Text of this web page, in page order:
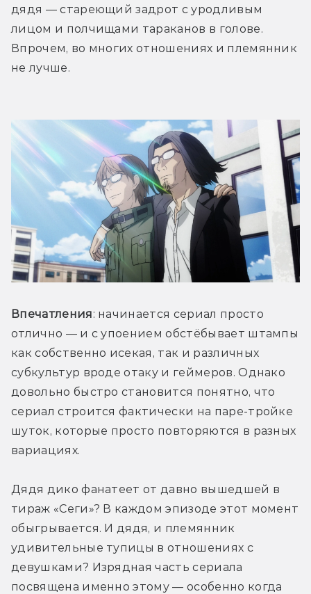
дядя — стареющий задрот с уродливым
лицом и полчищами тараканов в голове.
Впрочем, во многих отношениях и племянник
не лучше.
Впечатления: начинается сериал просто
отлично — и с упоением обстёбывает штампы
как собственно исекая, так и различных
субкультур вроде отаку и геймеров. Однако
довольно быстро становится понятно, что
сериал строится фактически на паре-тройке
шуток, которые просто повторяются в разных
вариациях.
Дядя дико фанатеет от давно вышедшей в
тираж «Сеги»? В каждом эпизоде этот момент
обыгрывается. И дядя, и племянник
удивительные тупицы в отношениях с
девушками? Изрядная часть сериала
посвящена именно этому — особенно когда